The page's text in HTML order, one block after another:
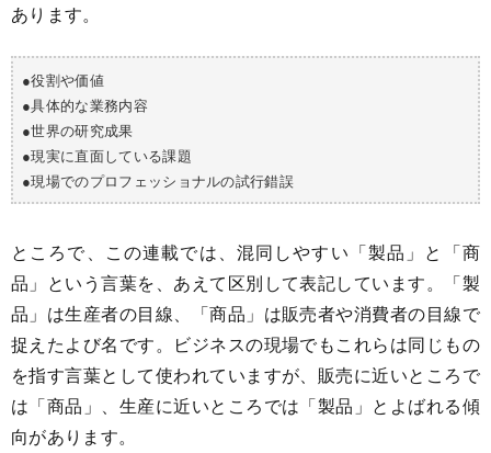
あります。
●役割や価値
●具体的な業務内容
●世界の研究成果
●現実に直面している課題
●現場でのプロフェッショナルの試行錯誤
ところで、この連載では、混同しやすい「製品」と「商
品」という言葉を、あえて区別して表記しています。「製
品」は生産者の目線、「商品」は販売者や消費者の目線で
捉えたよび名です。ビジネスの現場でもこれらは同じもの
を指す言葉として使われていますが、販売に近いところで
は「商品」、生産に近いところでは「製品」とよばれる傾
向があります。